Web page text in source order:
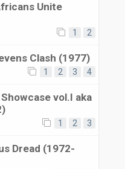
Unite
1 2
Clash (1977)
1 2 3 4
vol.I aka
1 2 3
Dread (1972-